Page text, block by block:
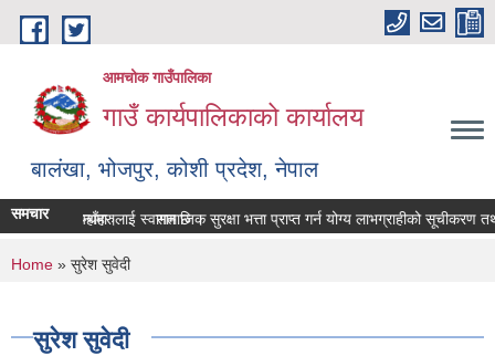
Skip to main content
आमचोक गाउँपालिका
गाउँ कार्यपालिकाको कार्यालय
बालंखा, भोजपुर, कोशी प्रदेश, नेपाल
मा यहाँहरुलाई स्वागत छ ।
समचार
पेश गर्ने सम्बन्धमा। सामाजिक सुरक्षा भत्ता प्राप्‍त गर्न योग्य लाभग्राहीको सूचीकरण
You are here
Home » सुरेश सुवेदी
सुरेश सुवेदी